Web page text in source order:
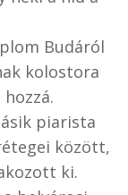
Budáról
kolostora
piarista
között,
ki.